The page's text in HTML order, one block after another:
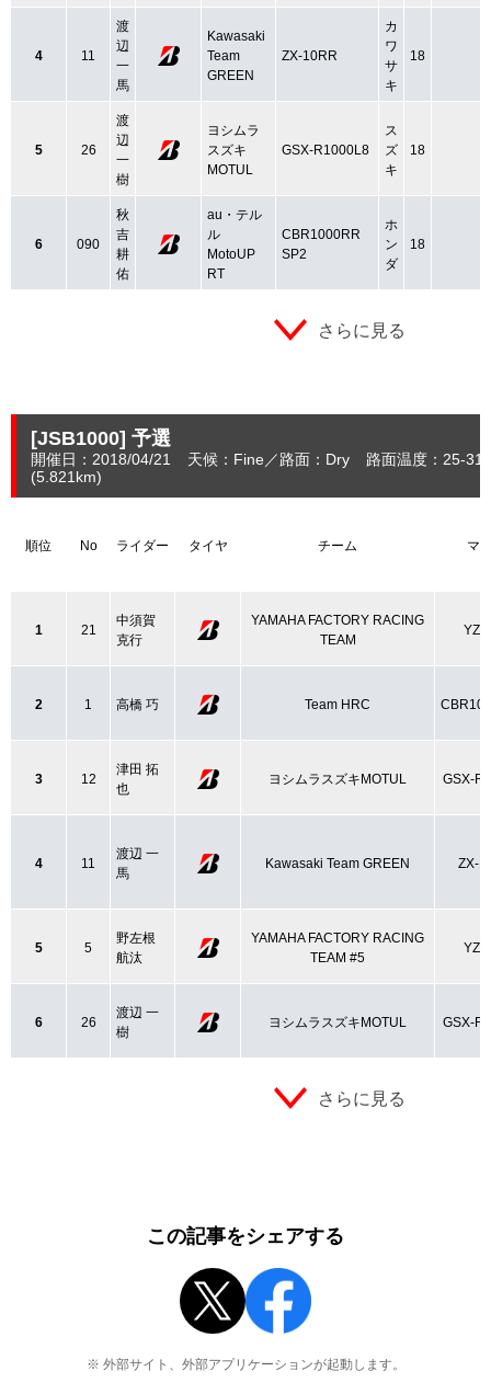
4 11
渡
辺
一
馬
Kawasaki
Team
GREEN
ZX-10RR
カ
ワ
サ
キ
18
5 26
渡
辺
一
樹
ヨシムラ
スズキ
MOTUL
GSX-R1000L8
ス
ズ
キ
18
6 090
秋
吉
耕
佑
au・テル
ル
MotoUP
RT
CBR1000RR
SP2
ホ
ン
ダ
18
さらに見る
[JSB1000] 予選
開催日：2018/04/21 天候：Fine 路面：Dry
路面温度：25-
(5.821 km)
順位 No ライダー タイヤ チーム マ
1 21
中須賀
克行
YAMAHA FACTORY RACING
TEAM
2 1 高橋 巧 Team HRC
3 12
津田 拓
也
ヨシムラスズキMOTUL GSX-
4 11
渡辺 一
馬
Kawasaki Team GREEN ZX-
5 5
野左根
航汰
YAMAHA FACTORY RACING
TEAM #5
6 26
渡辺 一
樹
ヨシムラスズキMOTUL GSX-
さらに見る
この記事をシェアする
※ 外部サイト、外部アプリケーションが起動します。